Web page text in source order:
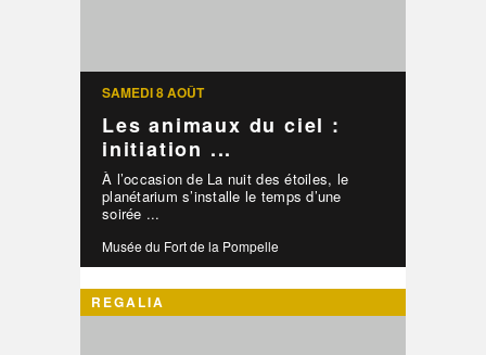
SAMEDI 8 AOÛT
Les animaux du ciel :
initiation ...
À l’occasion de La nuit des étoiles, le
planétarium s’installe le temps d’une
soirée ...
Musée du Fort de la Pompelle
REGALIA